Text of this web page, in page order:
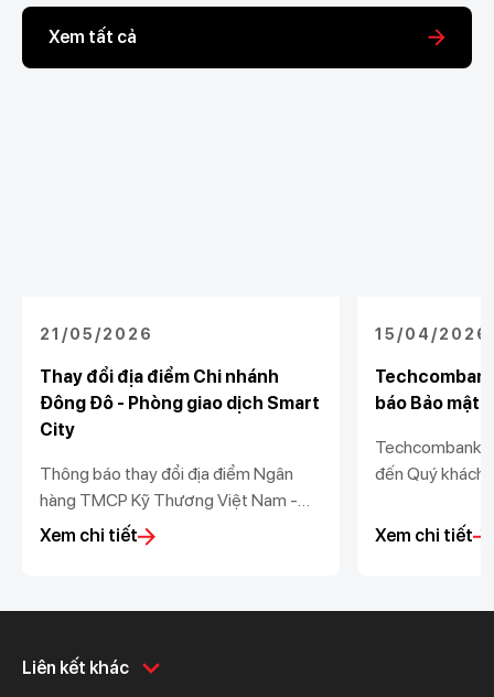
Xem tất cả
21/05/2026
Thay đổi địa điểm Chi nhánh
Đông Đô - Phòng giao dịch Smart
City
Thông báo thay đổi địa điểm Ngân
hàng TMCP Kỹ Thương Việt Nam -
Chi nhánh Đông Đô - Phòng giao dịch
Xem chi tiết
15/04/2026
báo Bảo mật
Techcombank
đến Quý khách
dữ liệu
Chính phủ ban
Xem chi tiết
Liên kết khác
Khách hàng cá nhân